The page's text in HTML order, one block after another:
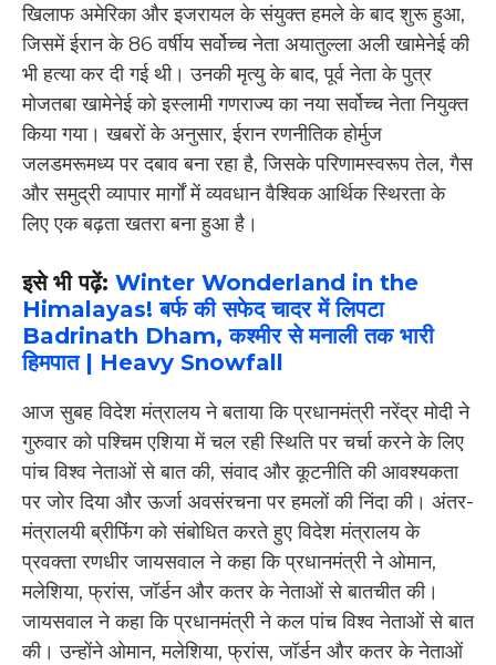
खिलाफ अमेरिका और इजरायल के संयुक्त हमले के बाद शुरू हुआ,
जिसमें ईरान के 86 वर्षीय सर्वोच्च नेता अयातुल्ला अली खामेनेई की
भी हत्या कर दी गई थी। उनकी मृत्यु के बाद, पूर्व नेता के पुत्र
मोजतबा खामेनेई को इस्लामी गणराज्य का नया सर्वोच्च नेता नियुक्त
किया गया। खबरों के अनुसार, ईरान रणनीतिक होर्मुज
जलडमरूमध्य पर दबाव बना रहा है, जिसके परिणामस्वरूप तेल, गैस
और समुद्री व्यापार मार्गों में व्यवधान वैश्विक आर्थिक स्थिरता के
लिए एक बढ़ता खतरा बना हुआ है।
इसे भी पढ़ें: Winter Wonderland in the
Himalayas! बर्फ की सफेद चादर में लिपटा
Badrinath Dham, कश्मीर से मनाली तक भारी
हिमपात | Heavy Snowfall
आज सुबह विदेश मंत्रालय ने बताया कि प्रधानमंत्री नरेंद्र मोदी ने
गुरुवार को पश्चिम एशिया में चल रही स्थिति पर चर्चा करने के लिए
पांच विश्व नेताओं से बात की, संवाद और कूटनीति की आवश्यकता
पर जोर दिया और ऊर्जा अवसंरचना पर हमलों की निंदा की। अंतर-
मंत्रालयी ब्रीफिंग को संबोधित करते हुए विदेश मंत्रालय के
प्रवक्ता रणधीर जायसवाल ने कहा कि प्रधानमंत्री ने ओमान,
मलेशिया, फ्रांस, जॉर्डन और कतर के नेताओं से बातचीत की।
जायसवाल ने कहा कि प्रधानमंत्री ने कल पांच विश्व नेताओं से बात
की। उन्होंने ओमान, मलेशिया, फ्रांस, जॉर्डन और कतर के नेताओं